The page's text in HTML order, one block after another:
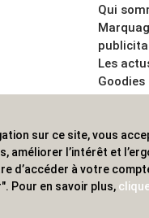
Qui
Les
CGV
publicitaires, pour
sur ce site, vous
améliorer l’intérêt et
d’accéder à votre
Pour en savoir plus,